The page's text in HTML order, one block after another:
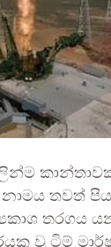
නාමය තවත්
තරගය
වූ ටිම්